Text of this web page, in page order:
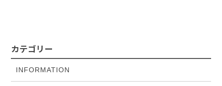
カテゴリー
INFORMATION